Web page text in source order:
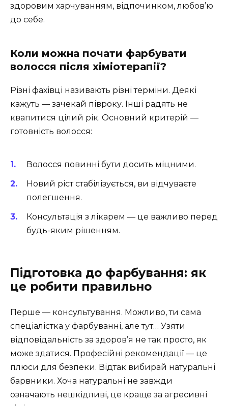
здоровим харчуванням, відпочинком, любов’ю
до себе.
Коли можна почати фарбувати
волосся після хіміотерапії?
Різні фахівці називають різні терміни. Деякі
кажуть — зачекай півроку. Інші радять не
квапитися цілий рік. Основний критерій —
готовність волосся:
Волосся повинні бути досить міцними.
Новий ріст стабілізується, ви відчуваєте
полегшення.
Консультація з лікарем — це важливо перед
будь-яким рішенням.
Підготовка до фарбування: як
це робити правильно
Перше — консультування. Можливо, ти сама
спеціалістка у фарбуванні, але тут… Узяти
відповідальність за здоров’я не так просто, як
може здатися. Професійні рекомендації — це
плюси для безпеки. Відтак вибирай натуральні
барвники. Хоча натуральні не завжди
означають нешкідливі, це краще за агресивні